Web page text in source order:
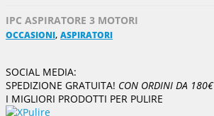
IPC ASPIRATORE 3 MOTORI
OCCASIONI, ASPIRATORI
SOCIAL MEDIA:
SPEDIZIONE GRATUITA! CON ORDINI DA 180€
I MIGLIORI PRODOTTI PER PULIRE